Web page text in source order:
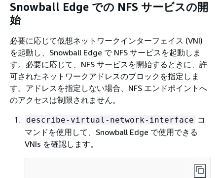
Snowball Edge での NFS サービスの開
始
必要に応じて仮想ネットワークインターフェイス (VNI)
を起動し、Snowball Edge で NFS サービスを起動しま
す。必要に応じて、NFS サービスを開始するときに、許
可されたネットワークアドレスのブロックを指定しま
す。アドレスを指定しない場合、NFS エンドポイントへ
のアクセスは制限されません。
describe-virtual-network-interface コ
マンドを使用して、Snowball Edge で使用できる
VNIs を確認します。